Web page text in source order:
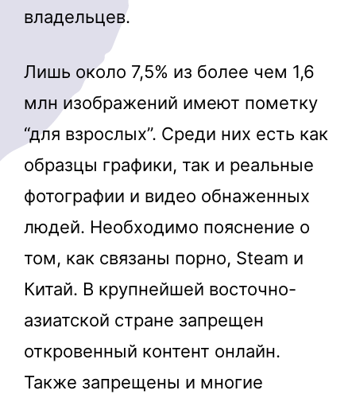
владельцев.
Лишь около 7,5% из более чем 1,6
млн изображений имеют пометку
“для взрослых”. Среди них есть как
образцы графики, так и реальные
фотографии и видео обнаженных
людей. Необходимо пояснение о
том, как связаны порно, Steam и
Китай. В крупнейшей восточно-
азиатской стране запрещен
откровенный контент онлайн.
Также запрещены и многие